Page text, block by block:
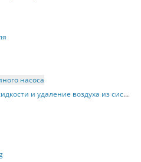
насоса
Замена охлаждающей жидкости и удаление воздуха из системы охлаждения